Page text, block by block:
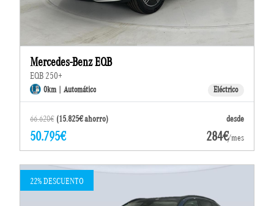
Mercedes-Benz EQB
EQB 250+
0km | Automático Eléctrico
66.620€ (15.825€ ahorro) desde
50.795€ 284€/mes
22% DESCUENTO